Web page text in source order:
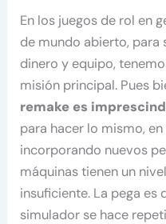
En los juegos de rol en
de mundo abierto, para
dinero y equipo,
misión principal. Pues
remake es
para hacer lo mismo,
incorporando nuevos
máquinas tienen un
insuficiente. La pega es
simulador se hace